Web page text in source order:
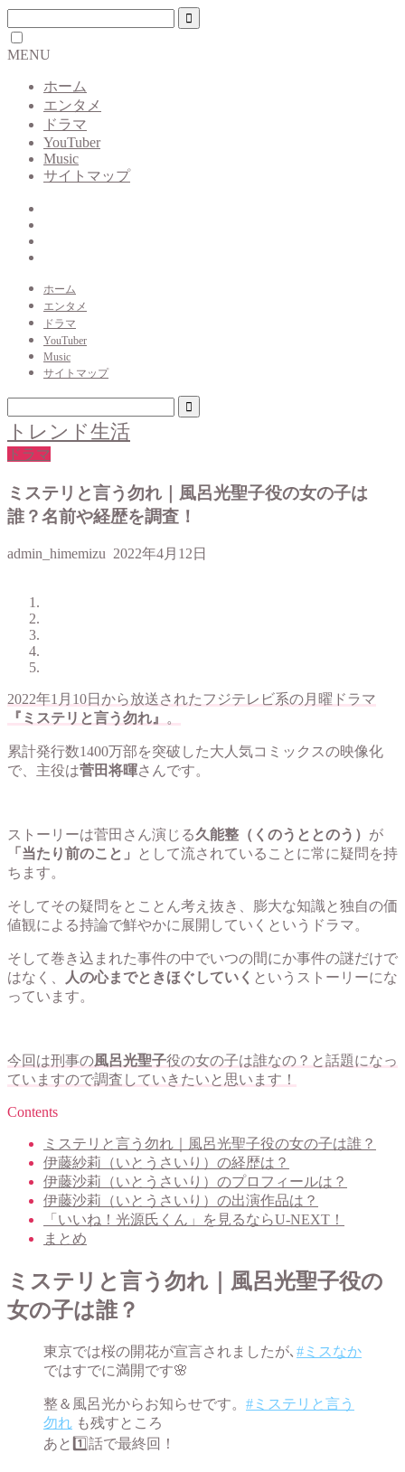
MENU
ホーム
エンタメ
ドラマ
YouTuber
Music
サイトマップ
ホーム
エンタメ
ドラマ
YouTuber
Music
サイトマップ
トレンド生活
ドラマ
ミステリと言う勿れ｜風呂光聖子役の女の子は
誰？名前や経歴を調査！
admin_himemizu 2022年4月12日
2022年1月10日から放送されたフジテレビ系の月曜ドラマ
『ミステリと言う勿れ』 。
累計発行数1400万部を突破した大人気コミックスの映像化
で、主役は菅田将暉さんです。
ストーリーは菅田さん演じる久能整（くのうととのう） が
「当たり前のこと」
として流されていることに常に疑問を持
ちます。
そしてその疑問をとことん考え抜き、膨大な知識と独自の価
値観による持論で鮮やかに展開していくというドラマ。
そして巻き込まれた事件の中でいつの間にか事件の謎だけで
はなく、
人の心までときほぐしていく というストーリーにな
っています。
今回は刑事の風呂光聖子役の女の子は誰なの？と話題になっ
ていますので調査していきたいと思います！
Contents
ミステリと言う勿れ｜風呂光聖子役の女の子は誰？
伊藤紗莉（いとうさいり）の経歴は？
伊藤沙莉（いとうさいり）のプロフィールは？
伊藤沙莉（いとうさいり）の出演作品は？
「いいね！光源氏くん」を見るならU-NEXT！
まとめ
ミステリと言う勿れ｜風呂光聖子役の
女の子は誰？
東京では桜の開花が宣言されましたが､ #ミスなか
ではすでに満開です🌸
整＆風呂光からお知らせです。 #ミステリと言う
勿れ も残すところ
あと1️⃣話で最終回！